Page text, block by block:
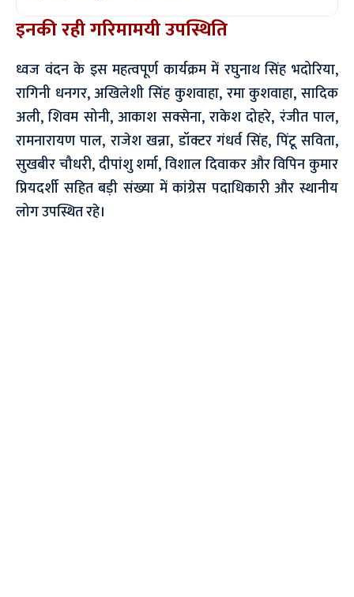
इनकी रही गरिमामयी उपस्थिति
ध्वज वंदन के इस महत्वपूर्ण कार्यक्रम में रघुनाथ सिंह भदोरिया,
रागिनी धनगर, अखिलेशी सिंह कुशवाहा, रमा कुशवाहा, सादिक
अली, शिवम सोनी, आकाश सक्सेना, राकेश दोहरे, रंजीत पाल,
रामनारायण पाल, राजेश खन्ना, डॉक्टर गंधर्व सिंह, पिंटू सविता,
सुखबीर चौधरी, दीपांशु शर्मा, विशाल दिवाकर और विपिन कुमार
प्रियदर्शी सहित बड़ी संख्या में कांग्रेस पदाधिकारी और स्थानीय
लोग उपस्थित रहे।